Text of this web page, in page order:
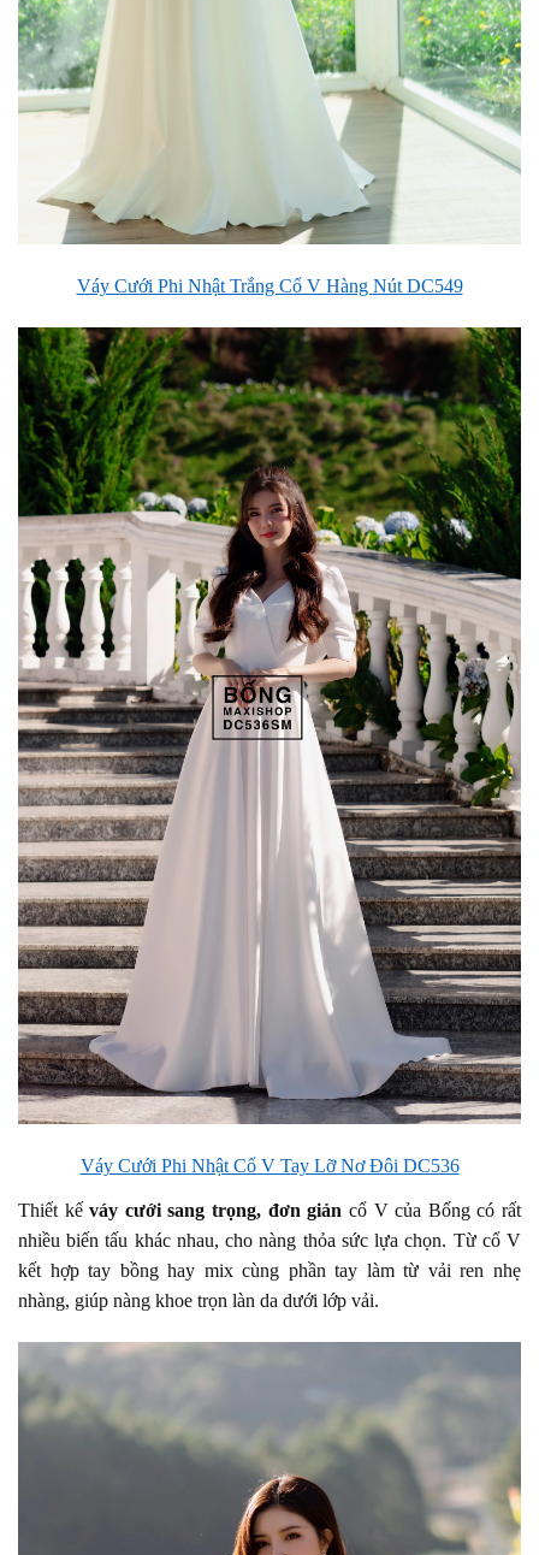
Váy Cưới Phi Nhật Trắng Cổ V Hàng Nút DC549
Váy Cưới Phi Nhật Cổ V Tay Lỡ Nơ Đôi DC536
Thiết kếváy cưới sang trọng, đơn giản cổ V của Bống có rất
nhiều biến tấu khác nhau, cho nàng thỏa sức lựa chọn. Từ cổ V
kết hợp tay bồng hay mix cùng phần tay làm từ vải ren nhẹ
nhàng, giúp nàng khoe trọn làn da dưới lớp vải.